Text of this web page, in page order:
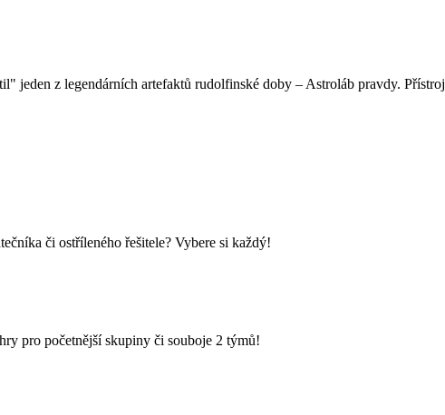
jeden z legendárních artefaktů rudolfinské doby – Astroláb pravdy.
či ostříleného řešitele? Vybere si každý!
pro početnější skupiny či souboje 2 týmů!